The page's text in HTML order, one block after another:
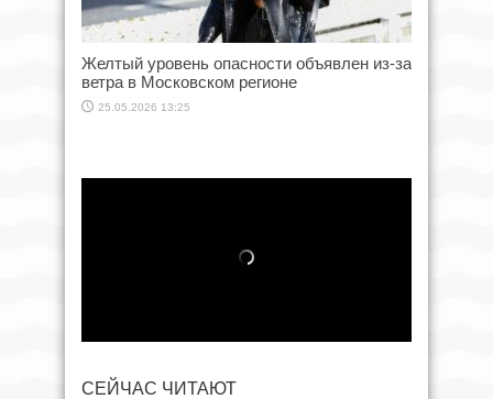
Желтый уровень опасности объявлен из-за
ветра в Московском регионе
25.05.2026 13:25
СЕЙЧАС ЧИТАЮТ